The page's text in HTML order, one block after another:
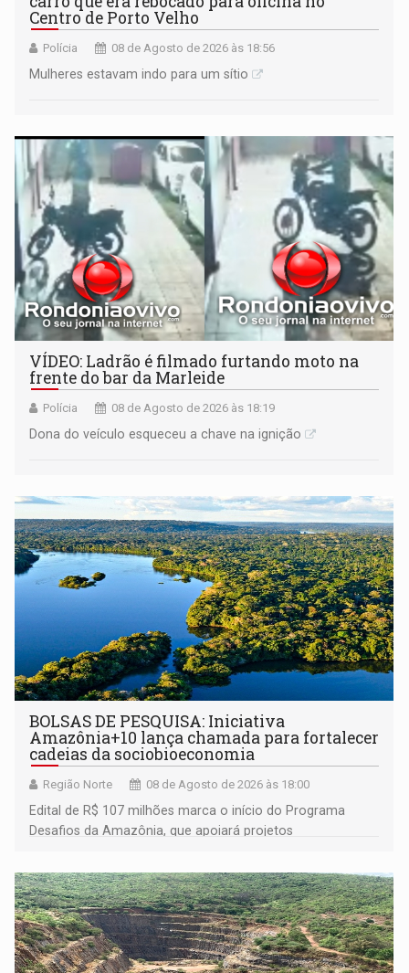
Centro de Porto Velho
Polícia 08 de Agosto de 2026 às 18:56
Mulheres estavam indo para um sítio
VÍDEO: Ladrão é filmado furtando moto na
frente do bar da Marleide
Polícia 08 de Agosto de 2026 às 18:19
Dona do veículo esqueceu a chave na ignição
BOLSAS DE PESQUISA: Iniciativa
Amazônia+10 lança chamada para fortalecer
cadeias da sociobioeconomia
Região Norte 08 de Agosto de 2026 às 18:00
Edital de R$ 107 milhões marca o início do Programa
Desafios da Amazônia, que apoiará projetos
submissão de pré-propostas poderá ser feita até 1º de
setembro